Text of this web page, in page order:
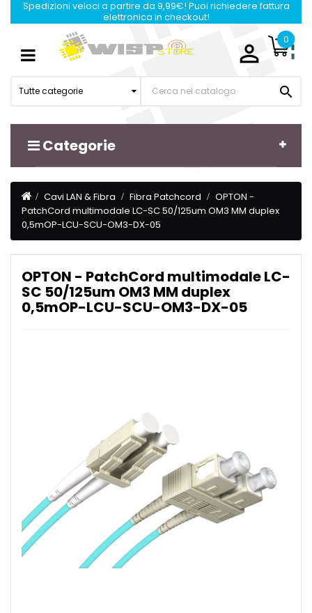
Spedizioni veloci a partire da 9,99€! Puoi richiedere fattura
elettronica in checkout!

0
Tutte categorie 
Categorie
Toggle
Cavi LAN & Fibra Fibra Patchcord
OPTON -
PatchCord multimodale LC-SC 50/125um OM3 MM duplex
0,5mOP-LCU-SCU-OM3-DX-05
OPTON - PatchCord multimodale LC-
SC 50/125um OM3 MM duplex
0,5mOP-LCU-SCU-OM3-DX-05